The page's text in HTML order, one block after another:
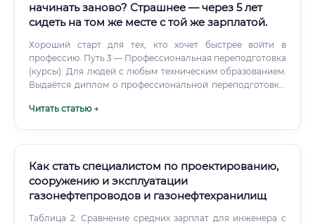
начинать заново? Страшнее — через 5 лет
сидеть на том же месте с той же зарплатой.
Хороший старт для тех, кто хочет быстрее войти в
профессию. Путь 3 — Профессиональная переподготовка
(курсы): Для людей с любым техническим образованием.
Выдаётся диплом о профессиональной переподготовке,
Читать статью →
Как стать специалистом по проектированию,
сооружению и эксплуатации
газонефтепроводов и газонефтехранилищ
Таблица 2: Сравнение средних зарплат для инженера с